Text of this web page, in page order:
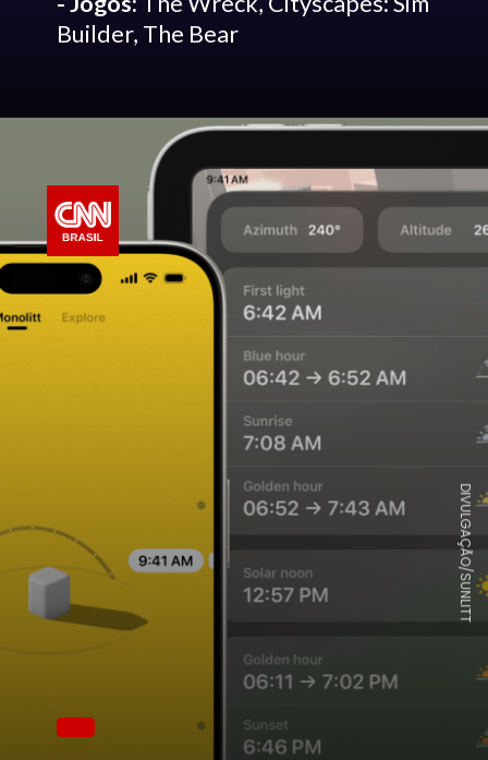
Builder, The Bear
DIVULGAÇÃO/SUNLITT